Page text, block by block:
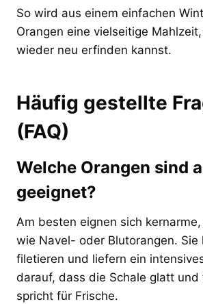
So wird aus einem einfachen
Orangen eine vielseitige
wieder neu erfinden kannst.
Häufig gestellte
(FAQ)
Welche Orangen sind
geeignet?
Am besten eignen sich
wie Navel- oder Blutorangen. Sie
filetieren und liefern ein
darauf, dass die Schale glatt und
spricht für Frische.